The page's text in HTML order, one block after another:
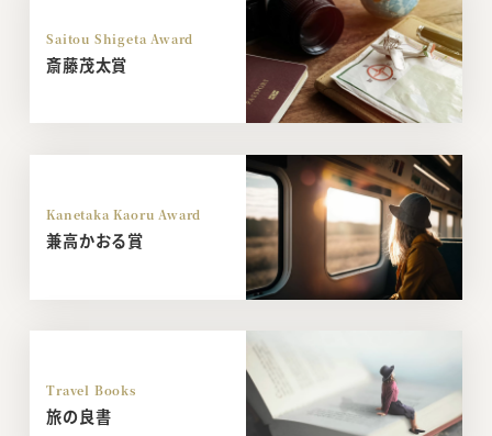
Saitou Shigeta Award
斎藤茂太賞
Kanetaka Kaoru Award
兼高かおる賞
Travel Books
旅の良書